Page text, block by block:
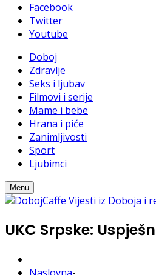
Facebook
Twitter
Youtube
Doboj
Zdravlje
Seks i ljubav
Filmovi i serije
Mame i bebe
Hrana i piće
Zanimljivosti
Sport
Ljubimci
Menu
UKC Srpske: